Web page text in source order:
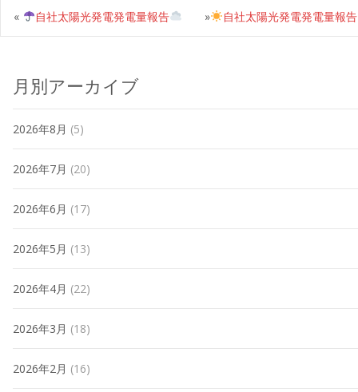
« 自社太陽光発電発電量報告 自社太陽光発電発電量報告
»
月別アーカイブ
2026年8月 (5)
2026年7月 (20)
2026年6月 (17)
2026年5月 (13)
2026年4月 (22)
2026年3月 (18)
2026年2月 (16)